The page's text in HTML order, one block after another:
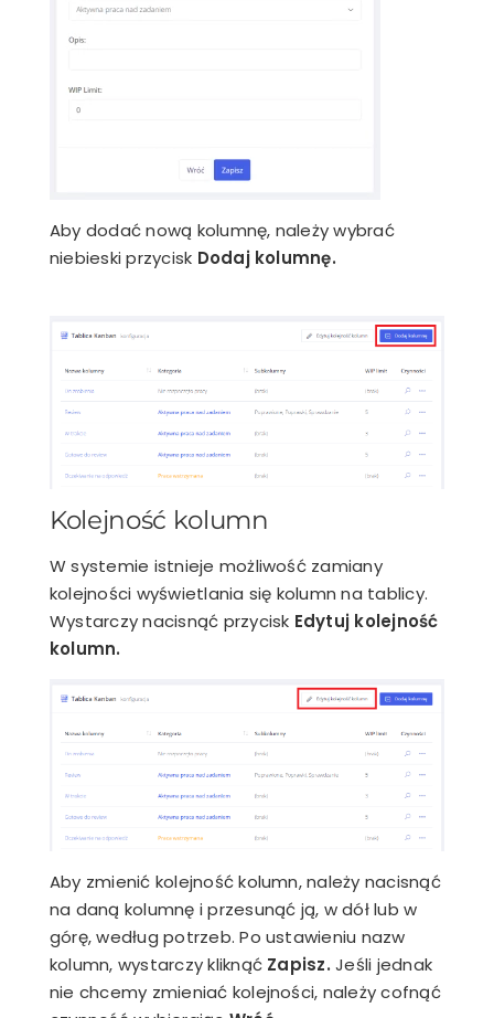
Aby dodać nową kolumnę, należy wybrać
niebieski przycisk Dodaj kolumnę.
Kolejność kolumn
W systemie istnieje możliwość zamiany
kolejności wyświetlania się kolumn na tablicy.
Wystarczy nacisnąć przycisk Edytuj kolejność
kolumn.
Aby zmienić kolejność kolumn, należy nacisnąć
na daną kolumnę i przesunąć ją, w dół lub w
górę, według potrzeb. Po ustawieniu nazw
kolumn, wystarczy kliknąć Zapisz.Jeśli jednak
nie chcemy zmieniać kolejności, należy cofnąć